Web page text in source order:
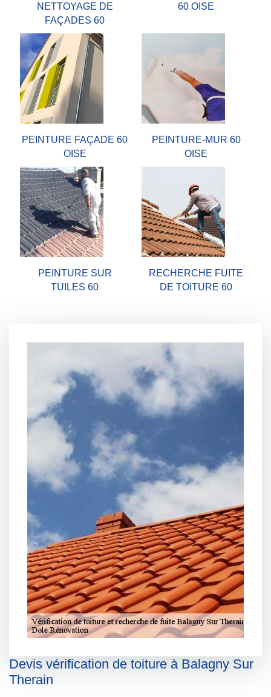
NETTOYAGE DE
FAÇADES 60
60 OISE
PEINTURE FAÇADE 60
OISE
PEINTURE-MUR 60
OISE
PEINTURE SUR
TUILES 60
RECHERCHE FUITE
DE TOITURE 60
Devis vérification de toiture à Balagny Sur
Therain